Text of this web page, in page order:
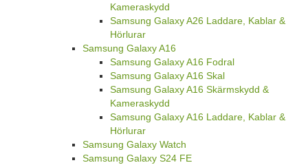
Kameraskydd
Samsung Galaxy A26 Laddare, Kablar &
Hörlurar
Samsung Galaxy A16
Samsung Galaxy A16 Fodral
Samsung Galaxy A16 Skal
Samsung Galaxy A16 Skärmskydd &
Kameraskydd
Samsung Galaxy A16 Laddare, Kablar &
Hörlurar
Samsung Galaxy Watch
Samsung Galaxy S24 FE